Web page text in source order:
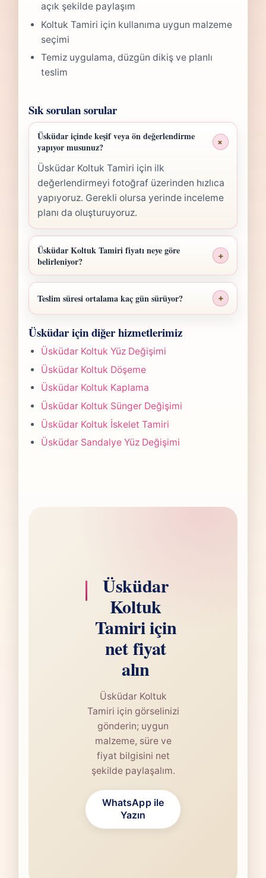
açık şekilde paylaşım
Koltuk Tamiri için kullanıma uygun malzeme
seçimi
Temiz uygulama, düzgün dikiş ve planlı
teslim
Sık sorulan sorular
Üsküdar içinde keşif veya ön değerlendirme
yapıyor musunuz?
+
Üsküdar Koltuk Tamiri için ilk
değerlendirmeyi fotoğraf üzerinden hızlıca
yapıyoruz. Gerekli olursa yerinde inceleme
planı da oluşturuyoruz.
Üsküdar Koltuk Tamiri fiyatı neye göre
belirleniyor?
+
Üsküdar Koltuk Tamiri fiyatı; ölçü, malzeme
sınıfı, işçilik yoğunluğu ve teslim planına
göre belirlenir. Fotoğraf gönderdiğinizde
hızlıca anlaşılır bir aralık paylaşırız.
Teslim süresi ortalama kaç gün sürüyor? +
yapılan işlemin kapsamına göre değişir.
Çoğu projede 5-7 iş günü hedefiyle çalışır,
olası değişikliği önceden bildiririz.
Üsküdar için diğer hizmetlerimiz
Üsküdar Koltuk Yüz Değişimi
Üsküdar Koltuk Döşeme
Üsküdar Koltuk Kaplama
Üsküdar Koltuk Sünger Değişimi
Üsküdar Koltuk İskelet Tamiri
Üsküdar Sandalye Yüz Değişimi
Üsküdar
Koltuk
Tamiri için
net fiyat
alın
Üsküdar Koltuk
Tamiri için görselinizi
gönderin; uygun
malzeme, süre ve
fiyat bilgisini net
şekilde paylaşalım.
WhatsApp ile
Yazın